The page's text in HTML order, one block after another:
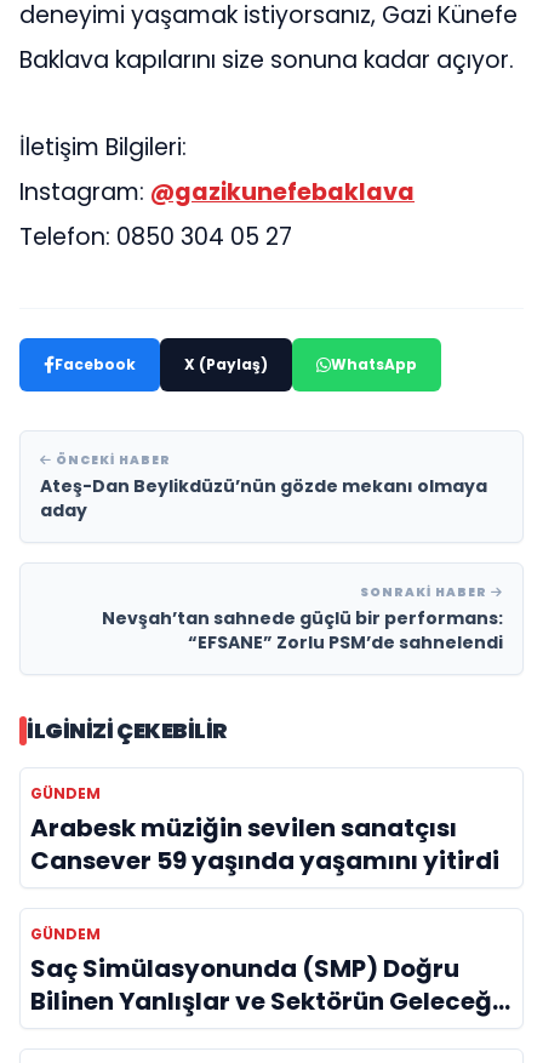
deneyimi yaşamak istiyorsanız, Gazi Künefe
Baklava kapılarını size sonuna kadar açıyor.
İletişim Bilgileri:
Instagram: @gazikunefebaklava
Telefon: 0850 304 05 27
Facebook X (Paylaş) WhatsApp
ÖNCEKI HABER
Ateş-Dan Beylikdüzü’nün gözde mekanı olmaya
aday
SONRAKI HABER
Nevşah’tan sahnede güçlü bir performans:
“EFSANE” Zorlu PSM’de sahnelendi
İLGINIZI ÇEKEBILIR
GÜNDEM
Arabesk müziğin sevilen sanatçısı
Cansever 59 yaşında yaşamını yitirdi
GÜNDEM
Saç Simülasyonunda (SMP) Doğru
Bilinen Yanlışlar ve Sektörün Geleceği:
Onur Akdeniz ile Özel Röportaj